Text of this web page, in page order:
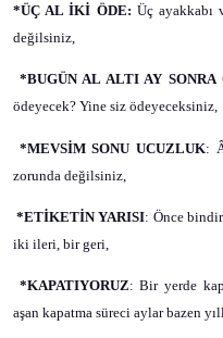
*ÜÇ AL İKİ ÖDE: Üç ayakkabı
değilsiniz,
*BUGÜN AL ALTI AY SONRA
ödeyecek? Yine siz ödeyeceksiniz,
*MEVSİM SONU UCUZLUK:
zorunda değilsiniz,
*ETİKETİN YARISI: Önce
iki ileri, bir geri,
*KAPATIYORUZ: Bir yerde
aşan kapatma süreci aylar bazen